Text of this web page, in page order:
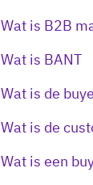
Wat is B2B
Wat is BANT
Wat is de
Wat is de
Wat is een